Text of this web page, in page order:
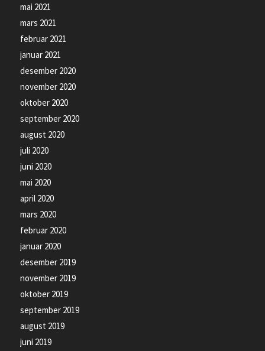
mai 2021
mars 2021
februar 2021
januar 2021
desember 2020
november 2020
oktober 2020
september 2020
august 2020
juli 2020
juni 2020
mai 2020
april 2020
mars 2020
februar 2020
januar 2020
desember 2019
november 2019
oktober 2019
september 2019
august 2019
juni 2019